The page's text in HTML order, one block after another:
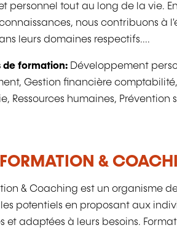
personnel tout au long de la vie.
nous contribuons à
leurs domaines respectifs....
de formation: Développement
Gestion financière
Ressources humaines, Prévention
FORMATION &
& Coaching est un organisme
potentiels en proposant aux
et adaptées à leurs besoins.